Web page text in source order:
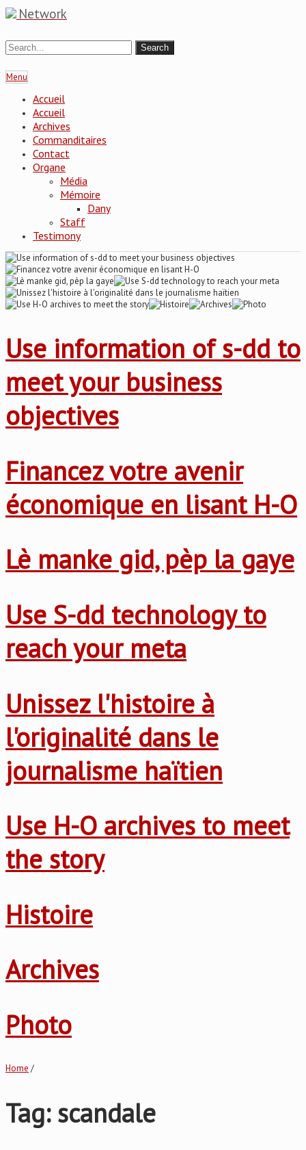
Network
Menu
Accueil
Accueil
Archives
Commanditaires
Contact
Organe
Média
Mémoire
Dany
Staff
Testimony
Use information of s-dd to
meet your business
objectives
Financez votre avenir
économique en lisant H-O
Lè manke gid, pèp la gaye
Use S-dd technology to
reach your meta
Unissez l'histoire à
l'originalité dans le
journalisme haïtien
Use H-O archives to meet
the story
Histoire
Archives
Photo
Home /
Tag: scandale